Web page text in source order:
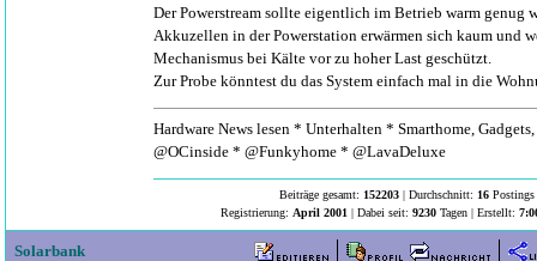
Der Powerstream sollte eigentlich im Betrieb warm genug
Akkuzellen in der Powerstation erwärmen sich kaum und
Mechanismus bei Kälte vor zu hoher Last geschützt.
Zur Probe könntest du das System einfach mal in die
Hardware News lesen * Unterhalten * Smarthome,
@OCinside * @Funkyhome * @LavaDeluxe
Beiträge gesamt: 152203 | Durchschnitt: 16 Postings
Registrierung: April 2001 | Dabei seit: 9230 Tagen | Erstellt:
Solarbank